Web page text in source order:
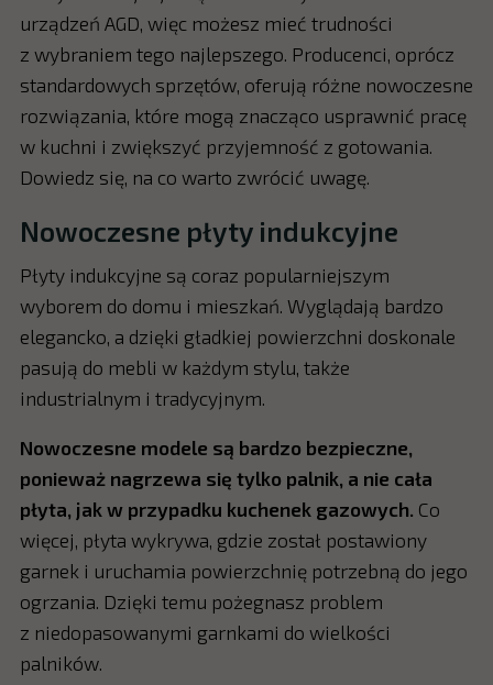
urządzeń AGD, więc możesz mieć trudności
z wybraniem tego najlepszego. Producenci, oprócz
standardowych sprzętów, oferują różne nowoczesne
rozwiązania, które mogą znacząco usprawnić pracę
w kuchni i zwiększyć przyjemność z gotowania.
Dowiedz się, na co warto zwrócić uwagę.
Nowoczesne płyty indukcyjne
Płyty indukcyjne są coraz popularniejszym
wyborem do domu i mieszkań. Wyglądają bardzo
elegancko, a dzięki gładkiej powierzchni doskonale
pasują do mebli w każdym stylu, także
industrialnym i tradycyjnym.
Nowoczesne modele są bardzo bezpieczne,
ponieważ nagrzewa się tylko palnik, a nie cała
płyta, jak w przypadku kuchenek gazowych. Co
więcej, płyta wykrywa, gdzie został postawiony
garnek i uruchamia powierzchnię potrzebną do jego
ogrzania. Dzięki temu pożegnasz problem
z niedopasowanymi garnkami do wielkości
palników.